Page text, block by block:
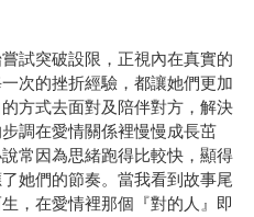
試突破設限，正視內在真實的
次的挫折經驗，都讓她們更加
方式去面對及陪伴對方，解決
調在愛情關係裡慢慢成長茁
常因為思緒跑得比較快，顯得
她們的節奏。當我看到故事尾
，在愛情裡那個『對的人』即